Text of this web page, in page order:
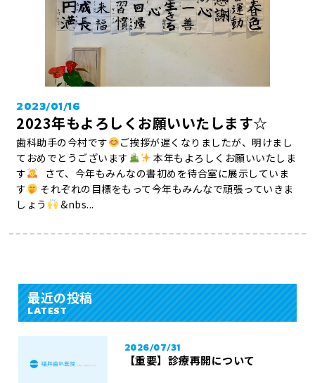
2023/01/16
2023年もよろしくお願いいたします☆
歯科助手の今村です
ご挨拶が遅くなりましたが、明けまし
ておめでとうございます
本年もよろしくお願いいたしま
す
さて、今年もみんなの書初めを待合室に展示していま
す
それぞれの目標をもって今年もみんなで頑張っていきま
しょう
&nbs...
最近の投稿
LATEST
2026/07/31
【重要】診療再開について